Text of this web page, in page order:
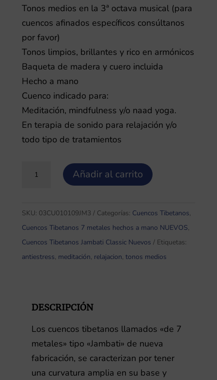
original
era:
actual
es:
Tonos medios en la 3ª octava musical (para
cuencos afinados específicos consúltanos
por favor)
Tonos limpios, brillantes y rico en armónicos
Baqueta de madera y cuero incluida
Hecho a mano
Cuenco indicado para:
Meditación, mindfulness y/o naad yoga.
En terapia de sonido para relajación y/o
todo tipo de tratamientos
Tibetano
7
Metales
M3
Añadir al carrito
SKU: 03CU010109JM3 Categorías: Cuencos Tibetanos,
Cuencos Tibetanos 7 metales hechos a mano NUEVOS,
Cuencos Tibetanos Jambati Classic Nuevos
Etiquetas:
antiestress, meditación, relajacion, tonos medios
DESCRIPCIÓN
Los cuencos tibetanos llamados «de 7
metales» tipo «Jambati» de nueva
fabricación, se caracterizan por tener
una curvatura amplia en su base y